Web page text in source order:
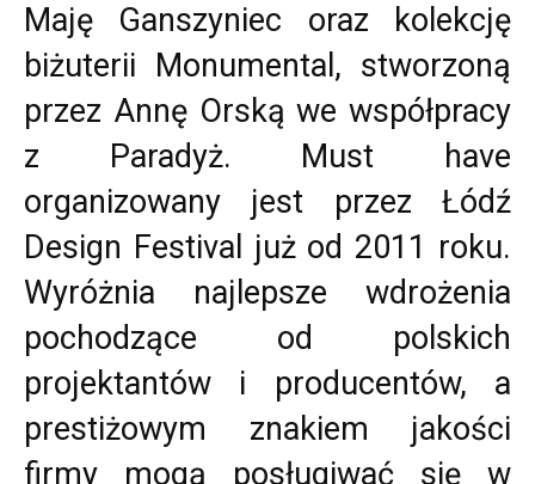
Maję Ganszyniec oraz kolekcję
biżuterii Monumental, stworzoną
przez Annę Orską we współpracy
z Paradyż. Must have
organizowany jest przez Łódź
Design Festival już od 2011 roku.
Wyróżnia najlepsze wdrożenia
pochodzące od polskich
projektantów i producentów, a
prestiżowym znakiem jakości
firmy mogą posługiwać się w